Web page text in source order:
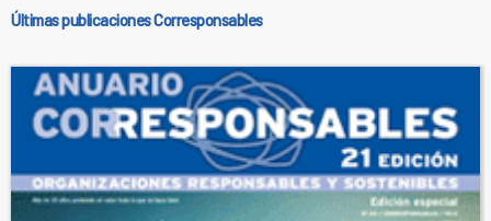
Últimas publicaciones Corresponsables